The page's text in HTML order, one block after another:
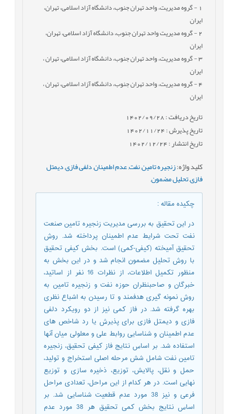
- گروه مدیریت، واحد تهران جنوب، دانشگاه آزاد اسلامی، تهران،
ایران
2- گروه مدیریت واحد تهران جنوب، دانشگاه آزاد اسلامی، تهران،
ایران
3- گروه مدیریت، واحد تهران جنوب، دانشگاه آزاد اسلامی، تهران ،
ایران
4- گروه مدیریت، واحد تهران جنوب، دانشگاه آزاد اسلامی، تهران ،
ایران
تاریخ دریافت : 1402/09/28
تاریخ پذیرش : 1402/11/24
تاریخ انتشار : 1402/12/24
کلید واژه:زنجیره تامین,نفت,عدم اطمینان,دلفی فازی,دیمتل
فازی,تحلیل مضمون,
چکیده مقاله:
در این تحقیق به بررسی مدیریت زنجیره تامین صنعت
نفت تحت شرایط عدم اطمینان پرداخته شد. روش
تحقیق آمیخته (کیفی-کمی) است. بخش کیفی تحقیق
با روش تحلیل مضمون انجام شد و در این بخش به
منظور تکمیل اطلاعات، از نظرات 16 نفر از اساتید،
خبرگان و صاحبنظران حوزه نفت و زنجیره تامین به
روش نمونه گیری هدفمند و تا رسیدن به اشباع نظری
بهره گرفته شد. در فاز کمی نیز از دو رویکرد دلفی
فازی و دیمتل فازی برای پذیرش یا رد شاخص های
عدم اطمینان و شناسایی روابط علی و معلولی میان آنها
استفاده شد. بر اساس نتایج فاز کیفی تحقیق، زنجیره
تامین نفت شامل شش مرحله اصلی استخراج و تولید،
حمل و نقل، پالایش، توزیع، ذخیره سازی و توزیع
نهایی است. در هر کدام از این مراحل، تعدادی مراحل
فرعی و نیز 38 مورد عدم قطعیت شناسایی شد. بر
اساس نتایج بخش کمی تحقیق هر 38 مورد عدم